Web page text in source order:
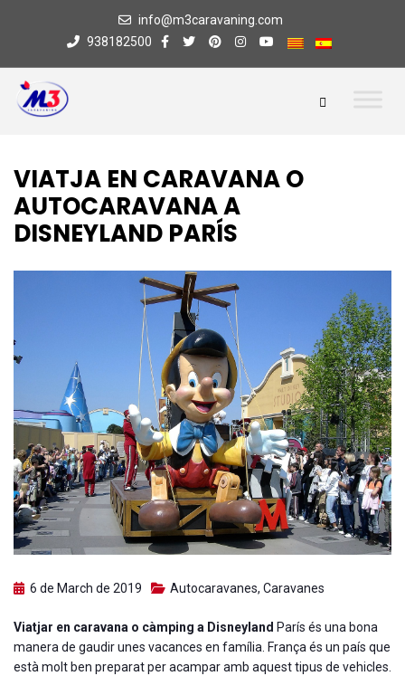
info@m3caravaning.com
938182500
VIATJA EN CARAVANA O
AUTOCARAVANA A
DISNEYLAND PARÍS
6 de March de 2019 Autocaravanes, Caravanes
Viatjar en caravana o càmping a Disneyland París és una bona
manera de gaudir unes vacances en família. França és un país que
està molt ben preparat per acampar amb aquest tipus de vehicles.